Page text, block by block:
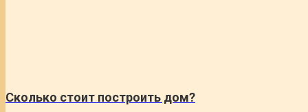
Сколько стоит построить дом?